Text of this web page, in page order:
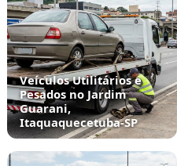
Veículos Utilitários e
Pesados no Jardim
Guarani,
Itaquaquecetuba‑SP